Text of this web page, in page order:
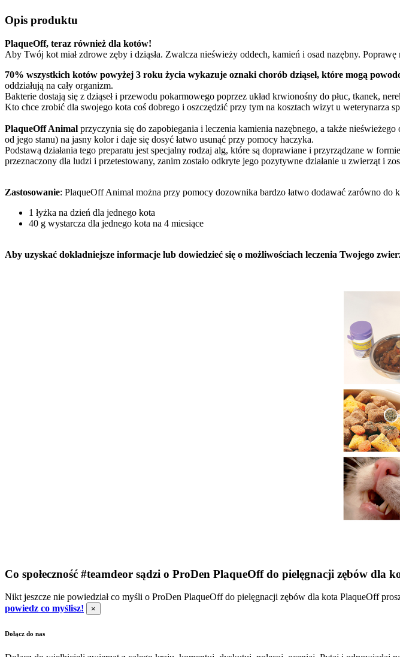
Opis produktu
PlaqueOff, teraz również dla kotów!
Aby Twój kot miał zdrowe zęby i dziąsła. Zwalcza nieświeży oddech, kamień i osad nazębny.
70% wszystkich kotów powyżej 3 roku życia wykazuje oznaki chorób dziąseł, które mogą
oddziałują na cały organizm.
Bakterie dostają się z dziąseł i przewodu pokarmowego poprzez układ krwionośny do płuc, tkanek,
Kto chce zrobić dla swojego kota coś dobrego i oszczędzić przy tym na kosztach wizyt u weterynarza
PlaqueOff Animal przyczynia się do zapobiegania i leczenia kamienia nazębnego, a także
od jego stanu) na jasny kolor i daje się dosyć łatwo usunąć przy pomocy haczyka.
Podstawą działania tego preparatu jest specjalny rodzaj alg, które są doprawiane i przyrządzane w
przeznaczony dla ludzi i przetestowany, zanim zostało odkryte jego pozytywne działanie u zwierząt i
Zastosowanie: PlaqueOff Animal można przy pomocy dozownika bardzo łatwo dodawać zarówno
1 łyżka na dzień dla jednego kota
40 g wystarcza dla jednego kota na 4 miesiące
Aby uzyskać dokładniejsze informacje lub dowiedzieć się o możliwościach leczenia Twojego
Co społeczność #teamdeor sądzi o ProDen PlaqueOff do pielęgnacji zębów dla
Nikt jeszcze nie powiedział co myśli o ProDen PlaqueOff do pielęgnacji zębów dla kota PlaqueOff
powiedz co myślisz!
×
Dołącz do nas